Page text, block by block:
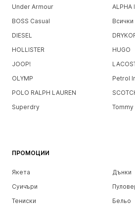
Under Armour
ALPHA
BOSS Casual
DIESEL
HOLLISTER
HUGO
JOOP!
OLYMP
Petrol
POLO RALPH LAUREN
Superdry
Tommy
ПРОМОЦИИ
Якета
Дънки
Суичъри
Тениски
Бельо